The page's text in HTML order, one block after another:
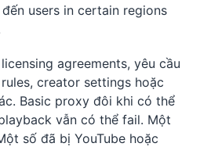
users in certain regions
agreements, yêu cầu
creator settings hoặc
Basic proxy đôi khi có thể
vẫn có thể fail. Một
số đã bị YouTube hoặc